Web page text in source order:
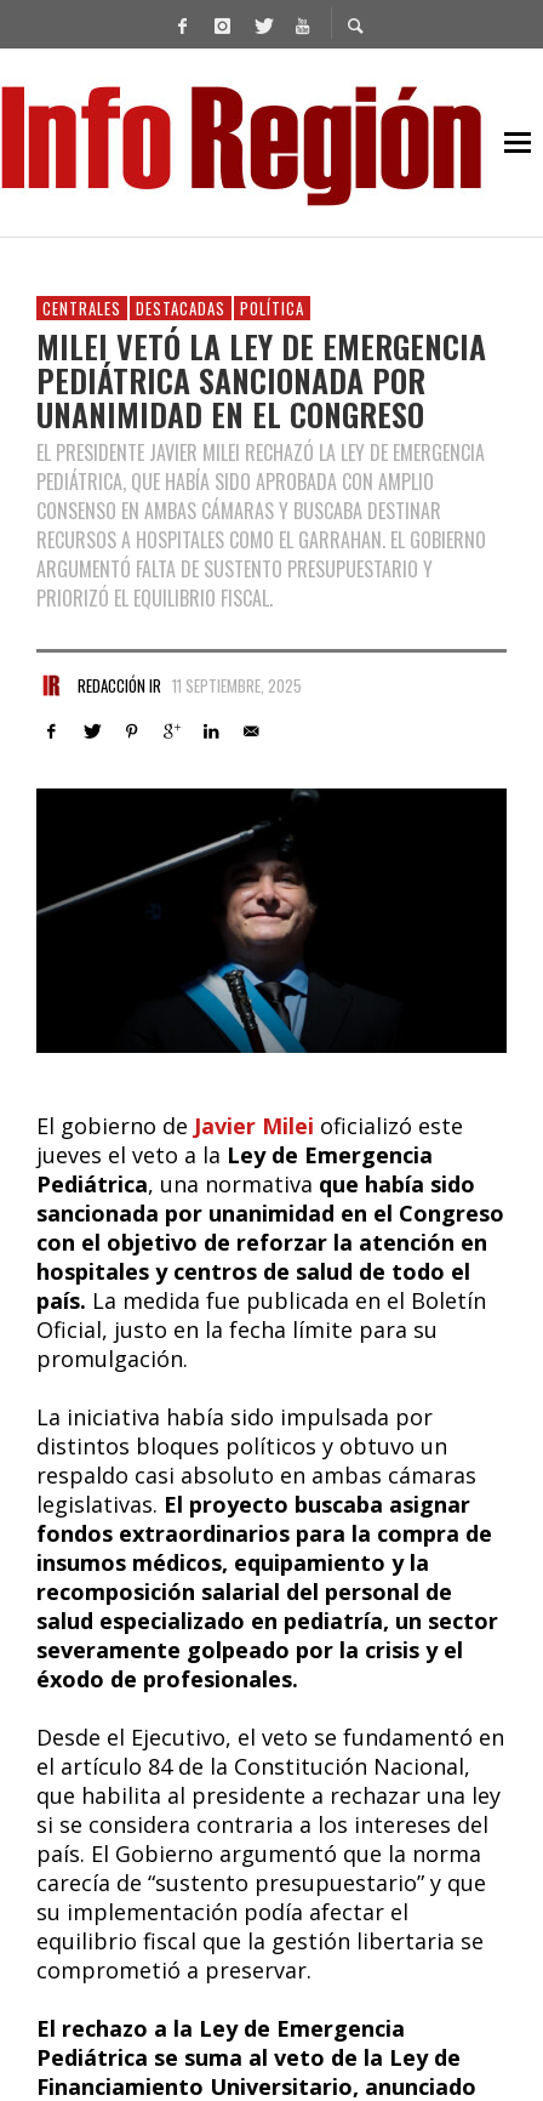
CENTRALES DESTACADAS POLÍTICA
MILEI VETÓ LA LEY DE EMERGENCIA
PEDIÁTRICA SANCIONADA POR
UNANIMIDAD EN EL CONGRESO
EL PRESIDENTE JAVIER MILEI RECHAZÓ LA LEY DE EMERGENCIA
PEDIÁTRICA, QUE HABÍA SIDO APROBADA CON AMPLIO
CONSENSO EN AMBAS CÁMARAS Y BUSCABA DESTINAR
RECURSOS A HOSPITALES COMO EL GARRAHAN. EL GOBIERNO
ARGUMENTÓ FALTA DE SUSTENTO PRESUPUESTARIO Y
PRIORIZÓ EL EQUILIBRIO FISCAL.
REDACCIÓN IR 11 SEPTIEMBRE, 2025
El gobierno de Javier Milei oficializó este
jueves el veto a la Ley de Emergencia
Pediátrica, una normativa que había sido
sancionada por unanimidad en el Congreso
con el objetivo de reforzar la atención en
hospitales y centros de salud de todo el
país. La medida fue publicada en el Boletín
Oficial, justo en la fecha límite para su
promulgación.
La iniciativa había sido impulsada por
distintos bloques políticos y obtuvo un
respaldo casi absoluto en ambas cámaras
legislativas. El proyecto buscaba asignar
fondos extraordinarios para la compra de
insumos médicos, equipamiento y la
recomposición salarial del personal de
salud especializado en pediatría, un sector
severamente golpeado por la crisis y el
éxodo de profesionales.
Desde el Ejecutivo, el veto se fundamentó en
el artículo 84 de la Constitución Nacional,
que habilita al presidente a rechazar una ley
si se considera contraria a los intereses del
país. El Gobierno argumentó que la norma
carecía de “sustento presupuestario” y que
su implementación podía afectar el
equilibrio fiscal que la gestión libertaria se
comprometió a preservar.
El rechazo a la Ley de Emergencia
Pediátrica se suma al veto de la Ley de
Financiamiento Universitario, anunciado